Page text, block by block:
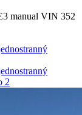
manual VIN 352